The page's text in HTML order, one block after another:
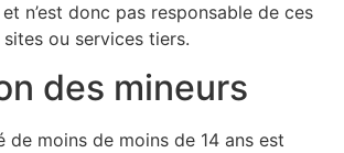
n’est donc pas responsable de ces
ou services tiers.
des mineurs
de moins de moins de 14 ans est